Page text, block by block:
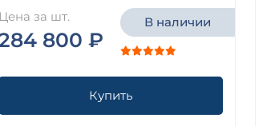
Цена за шт.
800 ₽
В наличии
Купить